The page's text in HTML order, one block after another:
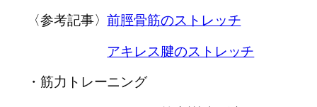
〈参考記事〉前脛骨筋のストレッチ
アキレス腱のストレッチ
・筋力トレーニング